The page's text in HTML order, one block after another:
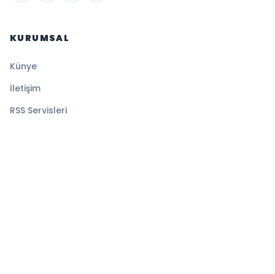
KURUMSAL
Künye
İletişim
RSS Servisleri